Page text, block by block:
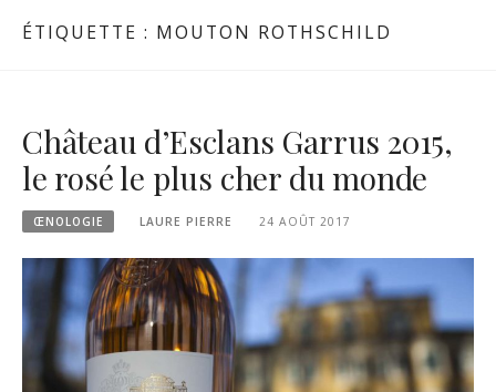
ÉTIQUETTE : MOUTON ROTHSCHILD
Château d’Esclans Garrus 2015,
le rosé le plus cher du monde
ŒNOLOGIE LAURE PIERRE 24 AOÛT 2017